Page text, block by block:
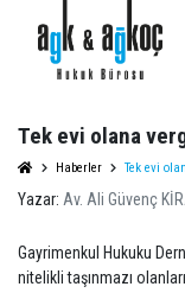
Tek evi olana
Haberler Tek evi
Yazar: Av. Ali Güvenç
Gayrimenkul Hukuku
nitelikli taşınmazı